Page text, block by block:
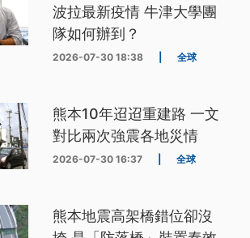
波拉最新疫情 牛津大學團
隊如何辦到？
2026-07-30 18:38 全球
熊本10年迢迢重建路 一文
對比兩次強震各地災情
2026-07-30 16:37 全球
熊本地震高架橋錯位卻沒